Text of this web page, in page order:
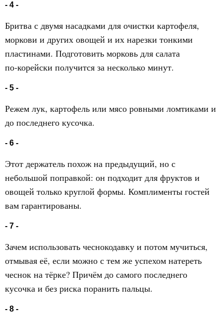
- 4 -
Бритва с двумя насадками для очистки картофеля,
моркови и других овощей и их нарезки тонкими
пластинами. Подготовить морковь для салата
по‑корейски получится за несколько минут.
- 5 -
Режем лук, картофель или мясо ровными ломтиками и
до последнего кусочка.
- 6 -
Этот держатель похож на предыдущий, но с
небольшой поправкой: он подходит для фруктов и
овощей только круглой формы. Комплименты гостей
вам гарантированы.
- 7 -
Зачем использовать чеснокодавку и потом мучиться,
отмывая её, если можно с тем же успехом натереть
чеснок на тёрке? Причём до самого последнего
кусочка и без риска поранить пальцы.
- 8 -